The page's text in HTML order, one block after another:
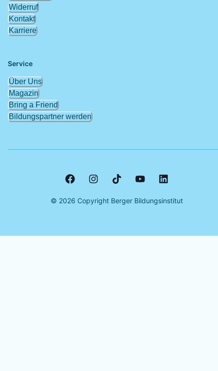
Widerruf
Kontakt
Karriere
Service
Über Uns
Magazin
Bring a Friend
Bildungspartner werden
© 2026 Copyright Berger Bildungsinstitut